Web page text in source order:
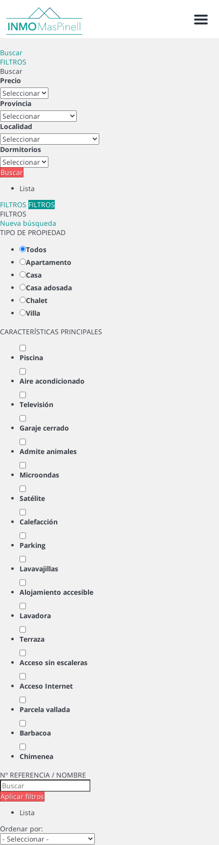
Menu
Buscar
FILTROS
Buscar
Precio
Provincia
Localidad
Dormitorios
Buscar
Lista
FILTROS FILTROS
FILTROS
Nueva búsqueda
TIPO DE PROPIEDAD
Todos
Apartamento
Casa
Casa adosada
Chalet
Villa
CARACTERÍSTICAS PRINCIPALES
Piscina
Aire acondicionado
Televisión
Garaje cerrado
Admite animales
Microondas
Satélite
Calefacción
Parking
Lavavajillas
Alojamiento accesible
Lavadora
Terraza
Acceso sin escaleras
Acceso Internet
Parcela vallada
Barbacoa
Chimenea
Nº REFERENCIA / NOMBRE
Aplicar filtros
Lista
Ordenar por: